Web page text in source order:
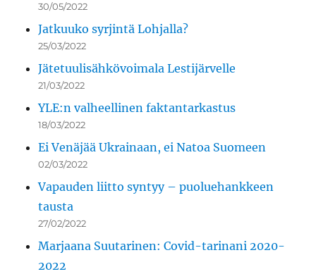
30/05/2022
Jatkuuko syrjintä Lohjalla?
25/03/2022
Jätetuulisähkövoimala Lestijärvelle
21/03/2022
YLE:n valheellinen faktantarkastus
18/03/2022
Ei Venäjää Ukrainaan, ei Natoa Suomeen
02/03/2022
Vapauden liitto syntyy – puoluehankkeen
tausta
27/02/2022
Marjaana Suutarinen: Covid-tarinani 2020-
2022